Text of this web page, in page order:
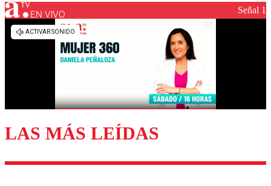
Los comentarios son moderados para garantizar un
diálogo respetuoso.
Enviar comentario
EN VIVO Señal 1
LAS MÁS LEÍDAS